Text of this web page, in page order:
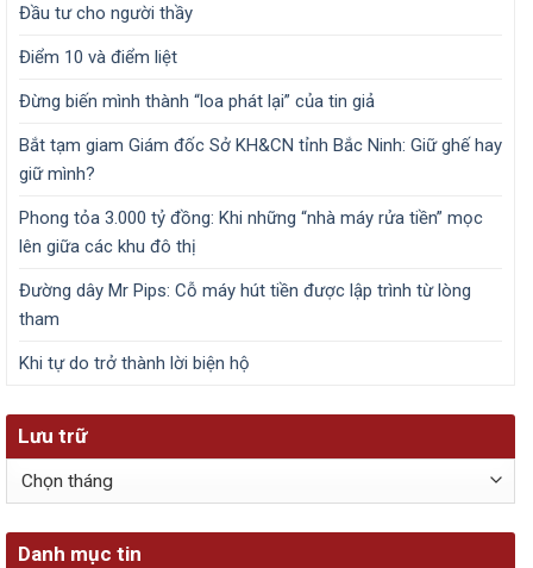
Đầu tư cho người thầy
Điểm 10 và điểm liệt
Đừng biến mình thành “loa phát lại” của tin giả
Bắt tạm giam Giám đốc Sở KH&CN tỉnh Bắc Ninh: Giữ ghế hay
giữ mình?
Phong tỏa 3.000 tỷ đồng: Khi những “nhà máy rửa tiền” mọc
lên giữa các khu đô thị
Đường dây Mr Pips: Cỗ máy hút tiền được lập trình từ lòng
tham
Khi tự do trở thành lời biện hộ
Lưu trữ
Lưu
trữ
Danh mục tin